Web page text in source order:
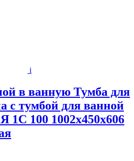
i
в ванную Тумба для
с тумбой для ванной
1С 100 1002х450х606